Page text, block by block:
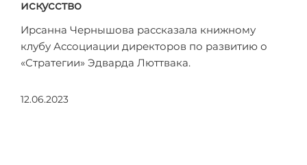
искусство
Ирсанна Чернышова рассказала книжному
клубу Ассоциации директоров по развитию о
«Стратегии» Эдварда Люттвака.
12.06.2023